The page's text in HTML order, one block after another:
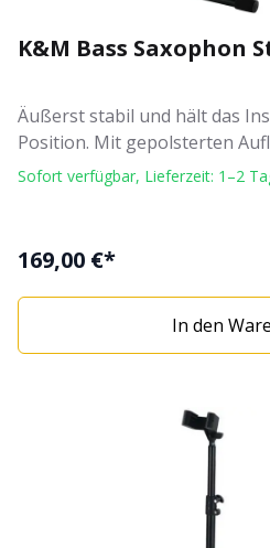
K&M Bass Saxophon
Äußerst stabil und hält das
Position. Mit gepolsterten
Sofort verfügbar, Lieferzeit: 1–2
169,00 €*
In den